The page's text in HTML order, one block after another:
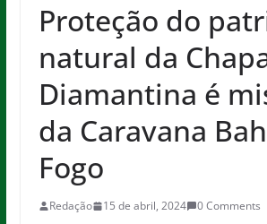
Proteção do
natural da
Diamantina é
da Caravana
Fogo
Redação 15 de abril, 2024 0 Comments